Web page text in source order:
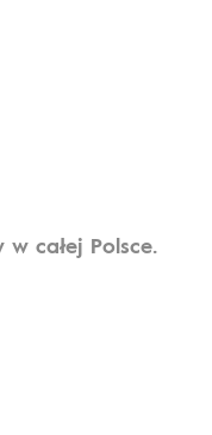
całej Polsce.